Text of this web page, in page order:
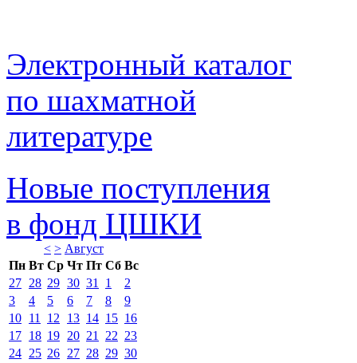
Электронный каталог
по шахматной
литературе
Новые поступления
в фонд ЦШКИ
< > Август
Пн Вт Ср Чт Пт Сб Вс
27 28 29 30 31 1
2
3
4 5 6 7 8
9
10 11 12 13 14 15 16
17 18 19 20 21 22 23
24 25 26 27 28 29 30